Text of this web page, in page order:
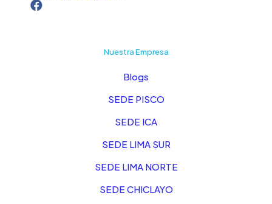
Nuestra Empresa
Blogs
SEDE PISCO
SEDE ICA
SEDE LIMA SUR
SEDE LIMA NORTE
SEDE CHICLAYO